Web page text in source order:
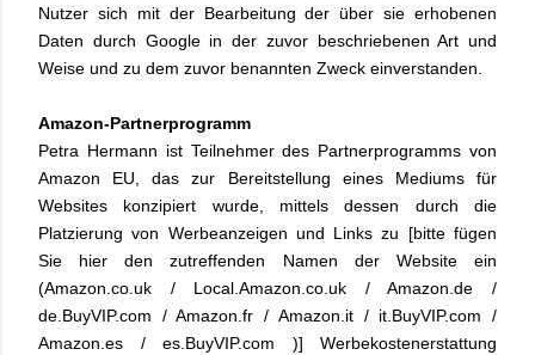
Nutzer sich mit der Bearbeitung der über sie erhobenen
Daten durch Google in der zuvor beschriebenen Art und
Weise und zu dem zuvor benannten Zweck einverstanden.
Amazon-Partnerprogramm
Petra Hermann ist Teilnehmer des Partnerprogramms von
Amazon EU, das zur Bereitstellung eines Mediums für
Websites konzipiert wurde, mittels dessen durch die
Platzierung von Werbeanzeigen und Links zu [bitte fügen
Sie hier den zutreffenden Namen der Website ein
(Amazon.co.uk / Local.Amazon.co.uk / Amazon.de /
de.BuyVIP.com / Amazon.fr / Amazon.it / it.BuyVIP.com /
Amazon.es / es.BuyVIP.com )] Werbekostenerstattung